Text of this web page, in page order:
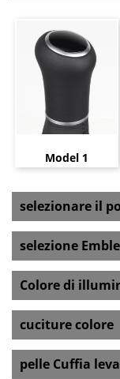
Model 1
selezionare il
selezione
Colore di
cuciture colore
pelle Cuffia